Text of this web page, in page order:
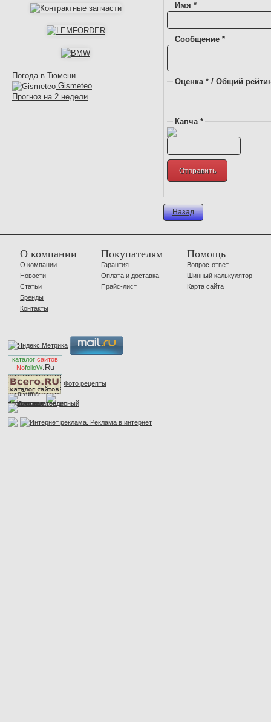
Погода в Тюмени
Gismeteo
Прогноз на 2 недели
Имя *
Сообщение *
Оценка * / Общий
Капча *
Назад
О компании
О компании
Новости
Статьи
Бренды
Контакты
Покупателям
Гарантия
Оплата и доставка
Прайс-лист
Помощь
Вопрос-ответ
Шинный калькулятор
Карта сайта
каталог сайтов
NofolloW.Ru
Фото рецепты